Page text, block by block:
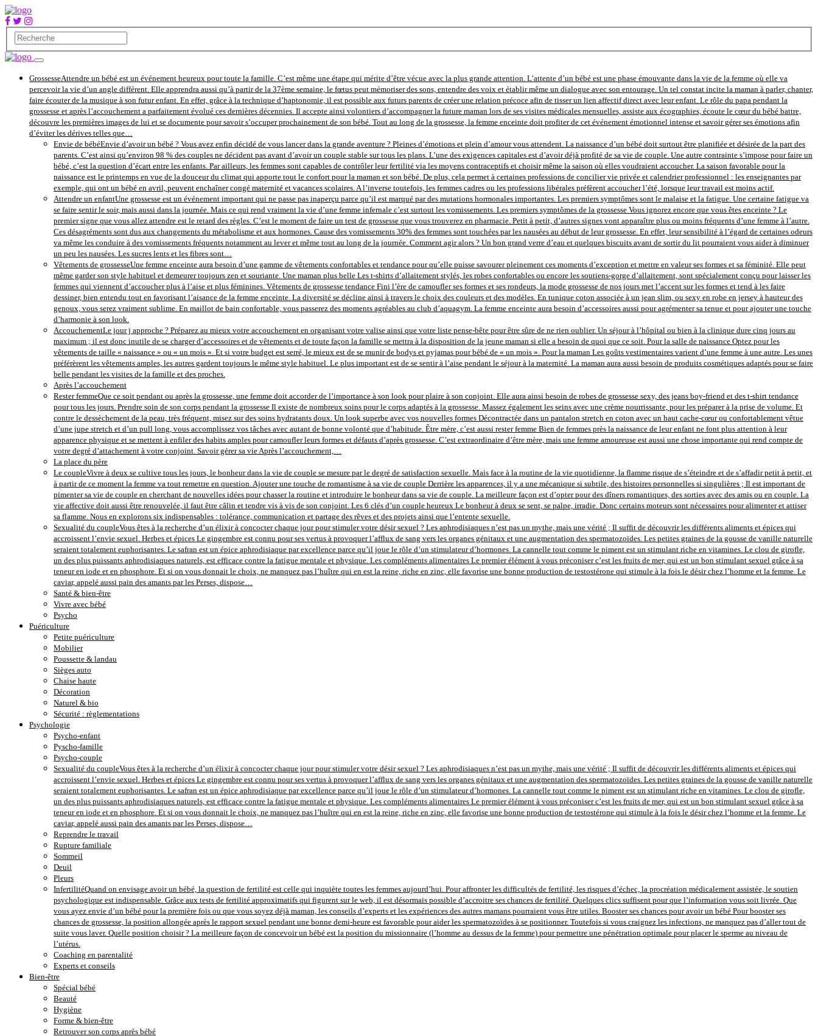
GrossesseAttendre un bébé est un événement heureux pour toute la famille. C’est même une étape qui mérite d’être vécue avec la plus grande attention. L’attente d’un bébé est une phase émouvante dans la vie de la femme où elle va
percevoir la vie d’un angle différent. Elle apprendra aussi qu’à partir de la 37ème semaine, le fœtus peut mémoriser des sons, entendre des voix et établir même un dialogue avec son entourage. Un tel constat incite la maman à parler, chanter,
faire écouter de la musique à son futur enfant. En effet, grâce à la technique d’haptonomie, il est possible aux futurs parents de créer une relation précoce afin de tisser un lien affectif direct avec leur enfant. Le rôle du papa pendant la
grossesse et après l’accouchement a parfaitement évolué ces dernières décennies. Il accepte ainsi volontiers d’accompagner la future maman lors de ses visites médicales mensuelles, assiste aux écographies, écoute le cœur du bébé battre,
découvre les premières images de lui et se documente pour savoir s’occuper prochainement de son bébé. Tout au long de la grossesse, la femme enceinte doit profiter de cet événement émotionnel intense et savoir gérer ses émotions afin
d’éviter les dérives telles que…
Envie de bébéEnvie d’avoir un bébé ? Vous avez enfin décidé de vous lancer dans la grande aventure ? Pleines d’émotions et plein d’amour vous attendent. La naissance d’un bébé doit surtout être planifiée et désirée de la part des
parents. C’est ainsi qu’environ 98 % des couples ne décident pas avant d’avoir un couple stable sur tous les plans. L’une des exigences capitales est d’avoir déjà profité de sa vie de couple. Une autre contrainte s’impose pour faire un
bébé, c’est la question d’écart entre les enfants. Par ailleurs, les femmes sont capables de contrôler leur fertilité via les moyens contraceptifs et choisir même la saison où elles voudraient accoucher. La saison favorable pour la
naissance est le printemps en vue de la douceur du climat qui apporte tout le confort pour la maman et son bébé. De plus, cela permet à certaines professions de concilier vie privée et calendrier professionnel : les enseignantes par
exemple, qui ont un bébé en avril, peuvent enchaîner congé maternité et vacances scolaires. A l’inverse toutefois, les femmes cadres ou les professions libérales préfèrent accoucher l’été, lorsque leur travail est moins actif.
Attendre un enfantUne grossesse est un événement important qui ne passe pas inaperçu parce qu’il est marqué par des mutations hormonales importantes. Les premiers symptômes sont le malaise et la fatigue. Une certaine fatigue va
se faire sentir le soir, mais aussi dans la journée. Mais ce qui rend vraiment la vie d’une femme infernale c’est surtout les vomissements. Les premiers symptômes de la grossesse Vous ignorez encore que vous êtes enceinte ? Le
premier signe que vous allez attendre est le retard des règles. C’est le moment de faire un test de grossesse que vous trouverez en pharmacie. Petit à petit, d’autres signes vont apparaître plus ou moins fréquents d’une femme à l’autre.
Ces désagréments sont dus aux changements du métabolisme et aux hormones. Cause des vomissements 30% des femmes sont touchées par les nausées au début de leur grossesse. En effet, leur sensibilité à l’égard de certaines odeurs
va même les conduire à des vomissements fréquents notamment au lever et même tout au long de la journée. Comment agir alors ? Un bon grand verre d’eau et quelques biscuits avant de sortir du lit pourraient vous aider à diminuer
un peu les nausées. Les sucres lents et les fibres sont…
Vêtements de grossesseUne femme enceinte aura besoin d’une gamme de vêtements confortables et tendance pour qu’elle puisse savourer pleinement ces moments d’exception et mettre en valeur ses formes et sa féminité. Elle peut
même garder son style habituel et demeurer toujours zen et souriante. Une maman plus belle Les t-shirts d’allaitement stylés, les robes confortables ou encore les soutiens-gorge d’allaitement, sont spécialement conçu pour laisser les
femmes qui viennent d’accoucher plus à l’aise et plus féminines. Vêtements de grossesse tendance Fini l’ère de camoufler ses formes et ses rondeurs, la mode grossesse de nos jours met l’accent sur les formes et tend à les faire
dessiner, bien entendu tout en favorisant l’aisance de la femme enceinte. La diversité se décline ainsi à travers le choix des couleurs et des modèles. En tunique coton associée à un jean slim, ou sexy en robe en jersey à hauteur des
genoux, vous serez vraiment sublime. En maillot de bain confortable, vous passerez des moments agréables au club d’aquagym. La femme enceinte aura besoin d’accessoires aussi pour agrémenter sa tenue et pour ajouter une touche
d’harmonie à son look.
AccouchementLe jour j approche ? Préparez au mieux votre accouchement en organisant votre valise ainsi que votre liste pense-bête pour être sûre de ne rien oublier. Un séjour à l’hôpital ou bien à la clinique dure cinq jours au
maximum ; il est donc inutile de se charger d’accessoires et de vêtements et de toute façon la famille se mettra à la disposition de la jeune maman si elle a besoin de quoi que ce soit. Pour la salle de naissance Optez pour les
vêtements de taille « naissance » ou « un mois ». Et si votre budget est serré, le mieux est de se munir de bodys et pyjamas pour bébé de « un mois ». Pour la maman Les goûts vestimentaires varient d’une femme à une autre. Les unes
préférèrent les vêtements amples, les autres gardent toujours le même style habituel. Le plus important est de se sentir à l’aise pendant le séjour à la maternité. La maman aura aussi besoin de produits cosmétiques adaptés pour se faire
belle pendant les visites de la famille et des proches.
Après l’accouchement
Rester femmeQue ce soit pendant ou après la grossesse, une femme doit accorder de l’importance à son look pour plaire à son conjoint. Elle aura ainsi besoin de robes de grossesse sexy, des jeans boy-friend et des t-shirt tendance
pour tous les jours. Prendre soin de son corps pendant la grossesse Il existe de nombreux soins pour le corps adaptés à la grossesse. Massez également les seins avec une crème nourrissante, pour les préparer à la prise de volume. Et
contre le dessèchement de la peau, très fréquent, misez sur des soins hydratants doux. Un look superbe avec vos nouvelles formes Décontractée dans un pantalon stretch en coton avec un haut cache-cœur ou confortablement vêtue
d’une jupe stretch et d’un pull long, vous accomplissez vos tâches avec autant de bonne volonté que d’habitude. Être mère, c’est aussi rester femme Bien de femmes près la naissance de leur enfant ne font plus attention à leur
apparence physique et se mettent à enfiler des habits amples pour camoufler leurs formes et défauts d’après grossesse. C’est extraordinaire d’être mère, mais une femme amoureuse est aussi une chose importante qui rend compte de
votre degré d’attachement à votre conjoint. Savoir gérer sa vie Après l’accouchement,…
La place du père
Le coupleVivre à deux se cultive tous les jours, le bonheur dans la vie de couple se mesure par le degré de satisfaction sexuelle. Mais face à la routine de la vie quotidienne, la flamme risque de s’éteindre et de s’affadir petit à petit, et
à partir de ce moment la femme va tout remettre en question. Ajouter une touche de romantisme à sa vie de couple Derrière les apparences, il y a une mécanique si subtile, des histoires personnelles si singulières ; Il est important de
pimenter sa vie de couple en cherchant de nouvelles idées pour chasser la routine et introduire le bonheur dans sa vie de couple. La meilleure façon est d’opter pour des dîners romantiques, des sorties avec des amis ou en couple. La
vie affective doit aussi être renouvelée, il faut être câlin et tendre vis à vis de son conjoint. Les 6 clés d’un couple heureux Le bonheur à deux se sent, se palpe, irradie. Donc certains moteurs sont nécessaires pour alimenter et attiser
sa flamme. Nous en explorons six indispensables : tolérance, communication et partage des rêves et des projets ainsi que l’entente sexuelle.
Sexualité du coupleVous êtes à la recherche d’un élixir à concocter chaque jour pour stimuler votre désir sexuel ? Les aphrodisiaques n’est pas un mythe, mais une vérité ; Il suffit de découvrir les différents aliments et épices qui
accroissent l’envie sexuel. Herbes et épices Le gingembre est connu pour ses vertus à provoquer l’afflux de sang vers les organes génitaux et une augmentation des spermatozoïdes. Les petites graines de la gousse de vanille naturelle
seraient totalement euphorisantes. Le safran est un épice aphrodisiaque par excellence parce qu’il joue le rôle d’un stimulateur d’hormones. La cannelle tout comme le piment est un stimulant riche en vitamines. Le clou de girofle,
un des plus puissants aphrodisiaques naturels, est efficace contre la fatigue mentale et physique. Les compléments alimentaires Le premier élément à vous préconiser c’est les fruits de mer, qui est un bon stimulant sexuel grâce à sa
teneur en iode et en phosphore. Et si on vous donnait le choix, ne manquez pas l’huître qui en est la reine, riche en zinc, elle favorise une bonne production de testostérone qui stimule à la fois le désir chez l’homme et la femme. Le
caviar, appelé aussi pain des amants par les Perses, dispose…
Santé & bien-être
Vivre avec bébé
Psycho
Puériculture
Petite puériculture
Mobilier
Poussette & landau
Sièges auto
Chaise haute
Décoration
Naturel & bio
Sécurité : règlementations
Psychologie
Psycho-enfant
Pyscho-famille
Psycho-couple
Sexualité du coupleVous êtes à la recherche d’un élixir à concocter chaque jour pour stimuler votre désir sexuel ? Les aphrodisiaques n’est pas un mythe, mais une vérité ; Il suffit de découvrir les différents aliments et épices qui
accroissent l’envie sexuel. Herbes et épices Le gingembre est connu pour ses vertus à provoquer l’afflux de sang vers les organes génitaux et une augmentation des spermatozoïdes. Les petites graines de la gousse de vanille naturelle
seraient totalement euphorisantes. Le safran est un épice aphrodisiaque par excellence parce qu’il joue le rôle d’un stimulateur d’hormones. La cannelle tout comme le piment est un stimulant riche en vitamines. Le clou de girofle,
un des plus puissants aphrodisiaques naturels, est efficace contre la fatigue mentale et physique. Les compléments alimentaires Le premier élément à vous préconiser c’est les fruits de mer, qui est un bon stimulant sexuel grâce à sa
teneur en iode et en phosphore. Et si on vous donnait le choix, ne manquez pas l’huître qui en est la reine, riche en zinc, elle favorise une bonne production de testostérone qui stimule à la fois le désir chez l’homme et la femme. Le
caviar, appelé aussi pain des amants par les Perses, dispose…
Reprendre le travail
Rupture familiale
Sommeil
Deuil
Pleurs
InfertilitéQuand on envisage avoir un bébé, la question de fertilité est celle qui inquiète toutes les femmes aujourd’hui. Pour affronter les difficultés de fertilité, les risques d’échec, la procréation médicalement assistée, le soutien
psychologique est indispensable. Grâce aux tests de fertilité approximatifs qui figurent sur le web, il est désormais possible d’accroitre ses chances de fertilité. Quelques clics suffisent pour que l’information vous soit livrée. Que
vous ayez envie d’un bébé pour la première fois ou que vous soyez déjà maman, les conseils d’experts et les expériences des autres mamans pourraient vous être utiles. Booster ses chances pour avoir un bébé Pour booster ses
chances de grossesse, la position allongée après le rapport sexuel pendant une bonne demi-heure est favorable pour aider les spermatozoïdes à se positionner. Toutefois si vous craignez les infections, ne manquez pas d’aller tout de
suite vous laver. Quelle position choisir ? La meilleure façon de concevoir un bébé est la position du missionnaire (l’homme au dessus de la femme) pour permettre une pénétration optimale pour placer le sperme au niveau de
l’utérus.
Coaching en parentalité
Experts et conseils
Bien-être
Spécial bébé
Beauté
Hygiène
Forme & bien-être
Retrouver son corps après bébé